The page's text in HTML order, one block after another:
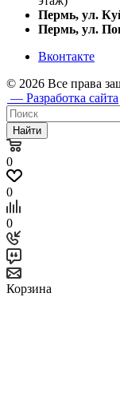
Пермь, ул.
Пермь, ул.
Вконтакте
© 2026 Все права
— Разработка сайта
Найти
0
0
0
Корзина